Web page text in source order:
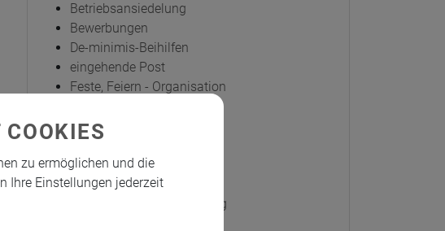
Betriebsansiedelung
Bewerbungen
De-minimis-Beihilfen
eingehende Post
Feste, Feiern - Organisation
Flurreinigungsaktion
Gemeinderatssitzung
Gemeindestraßen
Gemeindevorstandssitzung
COOKIES
zu ermöglichen und die
Ihre Einstellungen jederzeit